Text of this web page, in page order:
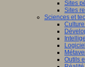
Sites
Sites
Sciences et
Outils